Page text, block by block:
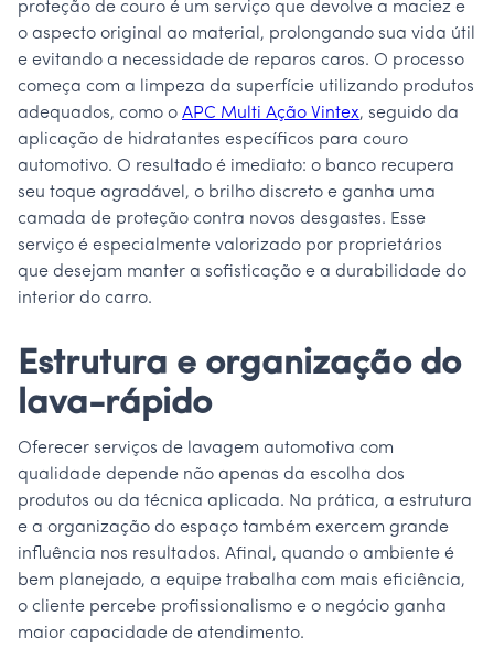
proteção de couro é um serviço que devolve a maciez e
o aspecto original ao material, prolongando sua vida útil
e evitando a necessidade de reparos caros. O processo
começa com a limpeza da superfície utilizando produtos
adequados, como o APC Multi Ação Vintex, seguido da
aplicação de hidratantes específicos para couro
automotivo. O resultado é imediato: o banco recupera
seu toque agradável, o brilho discreto e ganha uma
camada de proteção contra novos desgastes. Esse
serviço é especialmente valorizado por proprietários
que desejam manter a sofisticação e a durabilidade do
interior do carro.
Estrutura e organização do
lava-rápido
Oferecer serviços de lavagem automotiva com
qualidade depende não apenas da escolha dos
produtos ou da técnica aplicada. Na prática, a estrutura
e a organização do espaço também exercem grande
influência nos resultados. Afinal, quando o ambiente é
bem planejado, a equipe trabalha com mais eficiência,
o cliente percebe profissionalismo e o negócio ganha
maior capacidade de atendimento.